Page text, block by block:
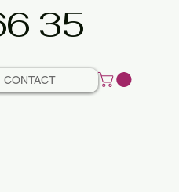
35
CONTACT